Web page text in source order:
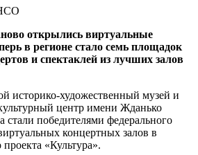
открылись виртуальные
в регионе стало семь площадок
и спектаклей из лучших залов
историко-художественный музей и
центр имени Жданько
стали победителями федерального
концертных залов в
«Культура».